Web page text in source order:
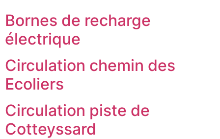
Bornes de recharge
électrique
Circulation chemin des
Ecoliers
Circulation piste de
Cotteyssard